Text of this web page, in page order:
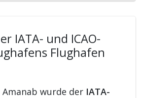
IATA- und ICAO-
Flughafen
Amanab wurde der IATA-